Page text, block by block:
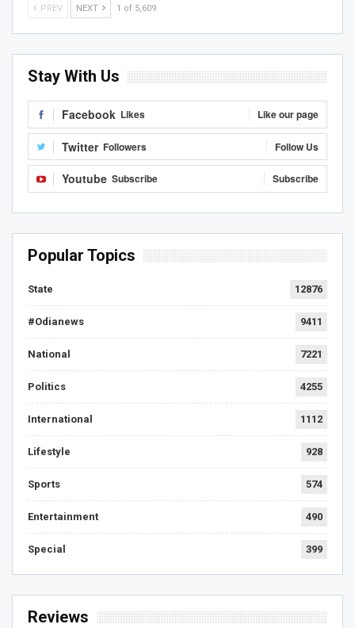
PREV NEXT 1 of 5,609
Stay With Us
Facebook Likes Like our page
Twitter Followers Follow Us
Youtube Subscribe Subscribe
Popular Topics
State 12876
#Odianews 9411
National 7221
Politics 4255
International 1112
Lifestyle 928
Sports 574
Entertainment 490
Special 399
Reviews